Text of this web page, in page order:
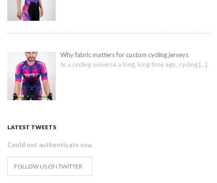
Why fabric matters for custom cycling jerseys
In a cycling universe a long, long time ago, cycling […]
LATEST TWEETS
Could not authenticate you.
FOLLOW US ON TWITTER